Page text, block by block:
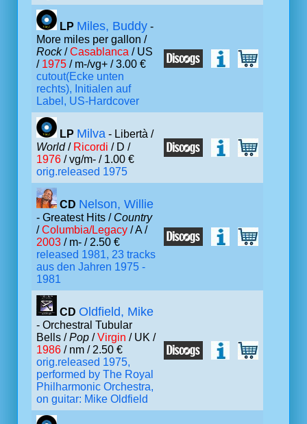
LP Miles, Buddy -
More miles per gallon /
Rock/Casablanca / US
/ 1975 / m-/vg+ / 3.00 €
cutout(Ecke unten
rechts), Initialen auf
Label, US-Hardcover
LP Milva - Libertà /
World/ Ricordi / D /
1976 / vg/m- / 1.00 €
orig.released 1975
CD Nelson, Willie
- Greatest Hits / Country
/Columbia/Legacy / A /
2003 / m- / 2.50 €
released 1981, 23 tracks
aus den Jahren 1975 -
1981
CD Oldfield, Mike
- Orchestral Tubular
Bells /Pop /Virgin / UK /
1986 / nm / 2.50 €
orig.released 1975,
performed by The Royal
Philharmonic Orchestra,
on guitar: Mike Oldfield